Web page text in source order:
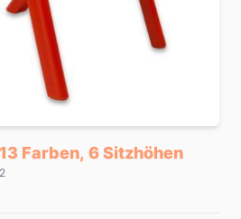
Farben, 6 Sitzhöhen